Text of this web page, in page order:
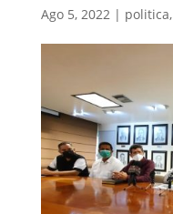
Ago 5, 2022| politica,